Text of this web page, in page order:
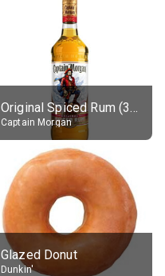
Original Spiced Rum (35% alc.)
Captain Morgan
Glazed Donut
Dunkin'